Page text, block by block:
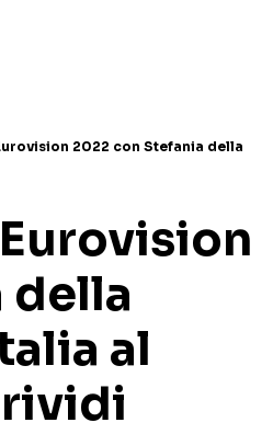
2022 con Stefania della
della
al